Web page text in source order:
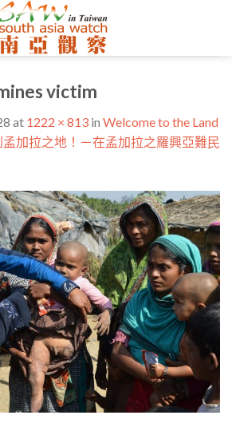
victim
at 1222 × 813 in Welcome to the Land
加拉之地！－在孟加拉之羅興亞難民